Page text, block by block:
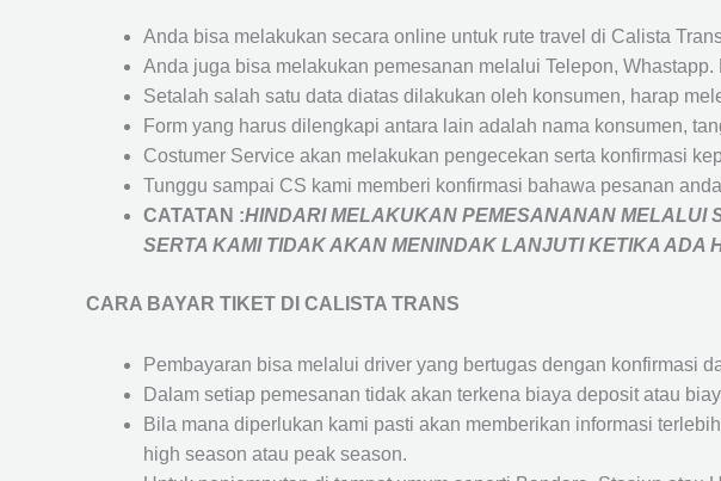
Anda bisa melakukan secara online untuk rute travel di Calista
Anda juga bisa melakukan pemesanan melalui Telepon,
Setalah salah satu data diatas dilakukan oleh konsumen, harap
Form yang harus dilengkapi antara lain adalah nama konsumen,
Costumer Service akan melakukan pengecekan serta konfirmasi
Tunggu sampai CS kami memberi konfirmasi bahawa pesanan
CATATAN :HINDARI MELAKUKAN PEMESANANAN MELALUI
SERTA KAMI TIDAK AKAN MENINDAK LANJUTI KETIKA ADA
CARA BAYAR TIKET DI CALISTA TRANS
Pembayaran bisa melalui driver yang bertugas dengan konfirmasi
Dalam setiap pemesanan tidak akan terkena biaya deposit atau
Bila mana diperlukan kami pasti akan memberikan informasi
high season atau peak season.